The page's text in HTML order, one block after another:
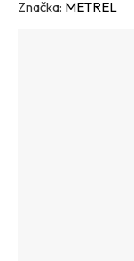
Značka: METREL